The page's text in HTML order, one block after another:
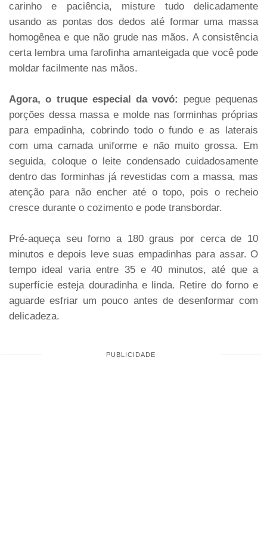
carinho e paciência, misture tudo delicadamente
usando as pontas dos dedos até formar uma massa
homogênea e que não grude nas mãos. A consistência
certa lembra uma farofinha amanteigada que você pode
moldar facilmente nas mãos.
Agora, o truque especial da vovó:
pegue pequenas
porções dessa massa e molde nas forminhas próprias
para empadinha, cobrindo todo o fundo e as laterais
com uma camada uniforme e não muito grossa. Em
seguida, coloque o leite condensado cuidadosamente
dentro das forminhas já revestidas com a massa, mas
atenção para não encher até o topo, pois o recheio
cresce durante o cozimento e pode transbordar.
Pré-aqueça seu forno a 180 graus por cerca de 10
minutos e depois leve suas empadinhas para assar. O
tempo ideal varia entre 35 e 40 minutos, até que a
superfície esteja douradinha e linda. Retire do forno e
aguarde esfriar um pouco antes de desenformar com
delicadeza.